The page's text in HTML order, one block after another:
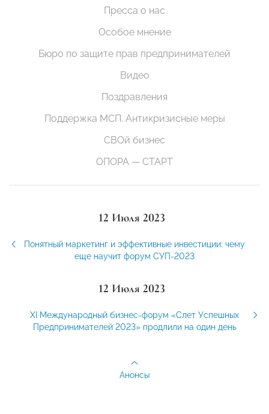
Пресса о нас
Особое мнение
Бюро по защите прав предпринимателей
Видео
Поздравления
Поддержка МСП. Антикризисные меры
СВОй бизнес
ОПОРА — СТАРТ
12 Июля 2023
Понятный маркетинг и эффективные инвестиции: чему
еще научит форум СУП-2023
12 Июля 2023
XI Международный бизнес-форум «Слет Успешных
Предпринимателей 2023» продлили на один день
Анонсы